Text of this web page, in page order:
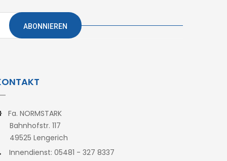
ABONNIEREN
Fa. NORMSTARK
117
Lengerich
Innendienst: 05481 - 327 8337